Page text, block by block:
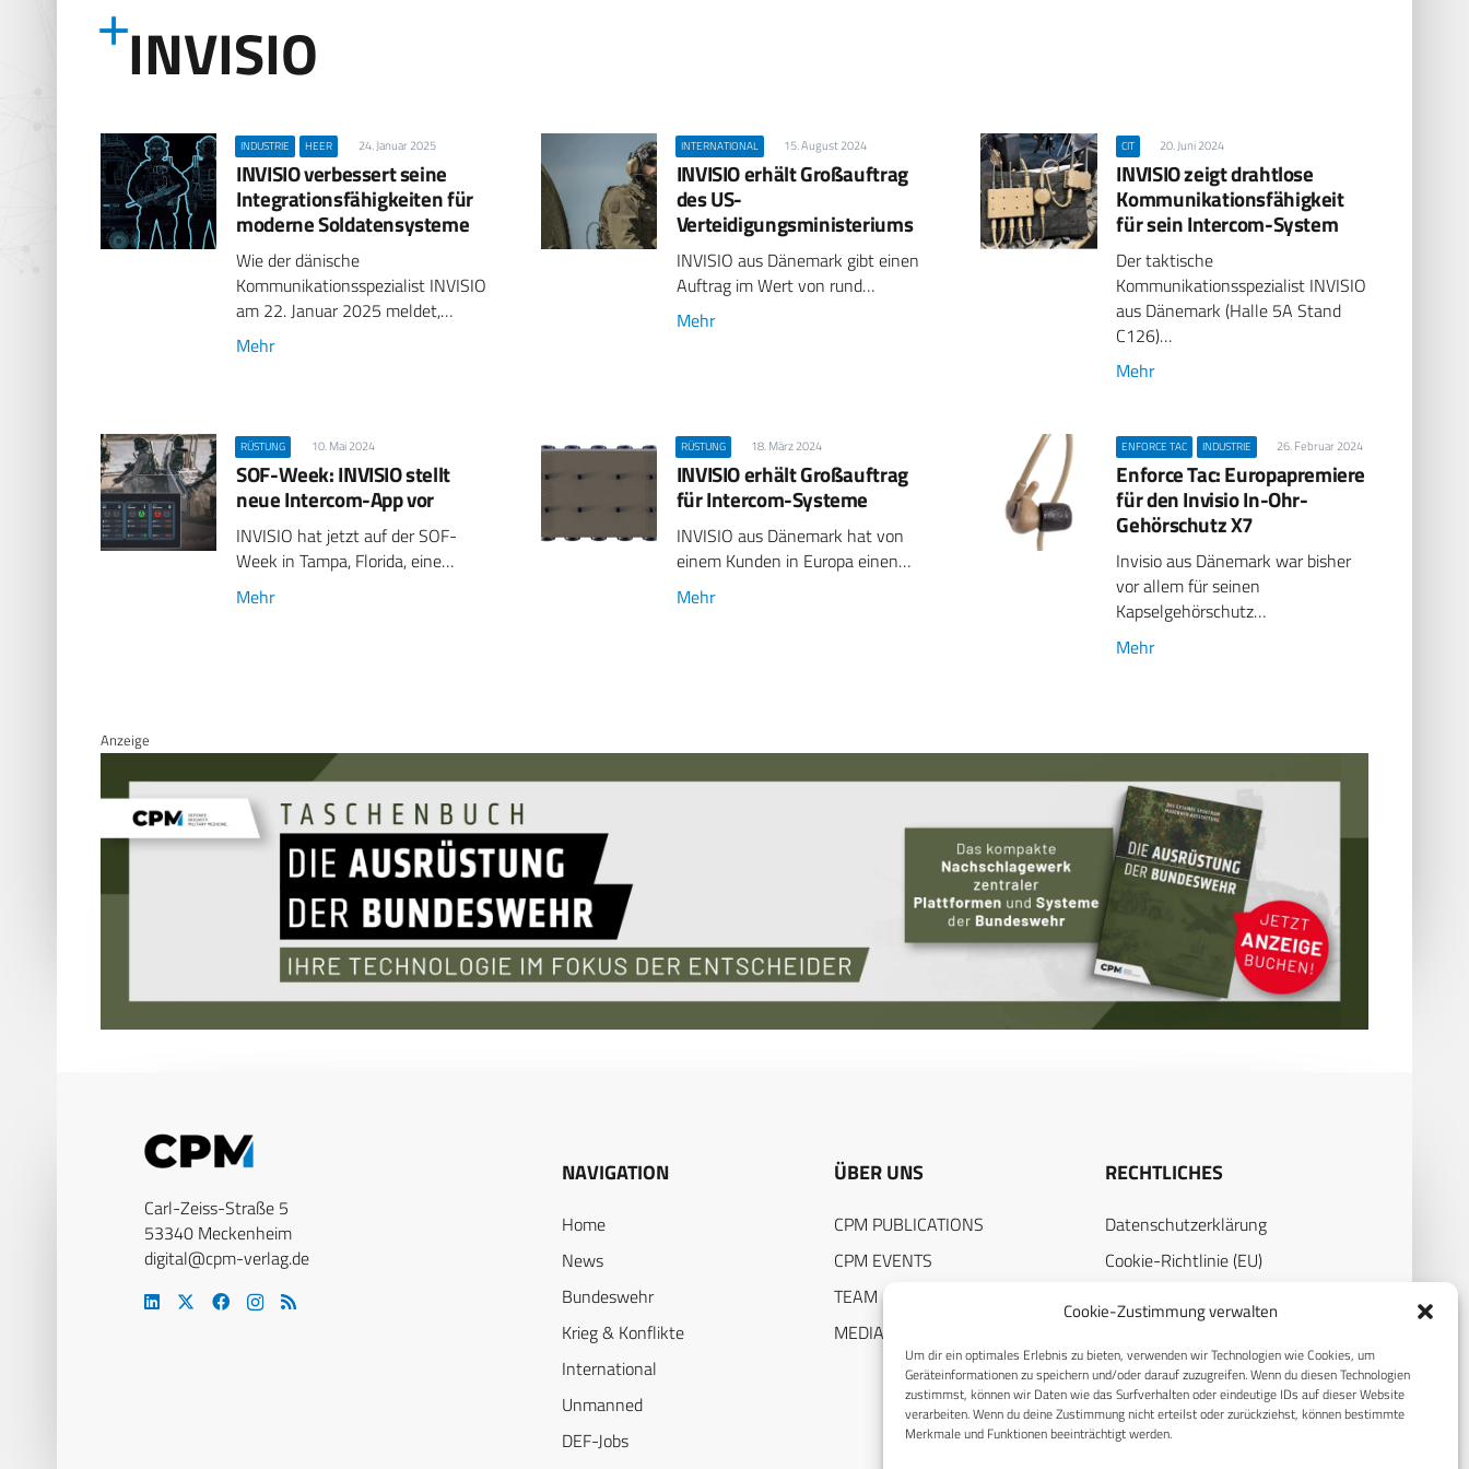
Cookie-Zustimmung verwalten
Um dir ein optimales Erlebnis zu bieten, verwenden wir Technologien wie Cookies, um
Geräteinformationen zu speichern und/oder darauf zuzugreifen. Wenn du diesen Technologien
zustimmst, können wir Daten wie das Surfverhalten oder eindeutige IDs auf dieser Website
verarbeiten. Wenn du deine Zustimmung nicht erteilst oder zurückziehst, können bestimmte
Merkmale und Funktionen beeinträchtigt werden.
INVISIO
INDUSTRIE HEER 24. Januar 2025
INVISIO verbessert seine
Integrationsfähigkeiten für
moderne Soldatensysteme
Wie der dänische
Kommunikationsspezialist INVISIO
am 22. Januar 2025 meldet,…
Mehr
INTERNATIONAL 15. August 2024
INVISIO erhält Großauftrag
des US-
Verteidigungsministeriums
INVISIO aus Dänemark gibt einen
Auftrag im Wert von rund…
Mehr
CIT 20. Juni 2024
INVISIO zeigt drahtlose
Kommunikationsfähigkeit
für sein Intercom-System
Der taktische
Kommunikationsspezialist INVISIO
aus Dänemark (Halle 5A Stand
C126)…
Mehr
RÜSTUNG 10. Mai 2024
SOF-Week: INVISIO stellt
neue Intercom-App vor
INVISIO hat jetzt auf der SOF-
Week in Tampa, Florida, eine…
Mehr
RÜSTUNG 18. März 2024
INVISIO erhält Großauftrag
für Intercom-Systeme
INVISIO aus Dänemark hat von
einem Kunden in Europa einen…
Mehr
ENFORCE TAC INDUSTRIE 26. Februar 2024
Enforce Tac: Europapremiere
für den Invisio In-Ohr-
Gehörschutz X7
Invisio aus Dänemark war bisher
vor allem für seinen
Kapselgehörschutz…
Mehr
Anzeige
Carl-Zeiss-Straße 5
53340 Meckenheim
digital@cpm-verlag.de
NAVIGATION
Home
News
Bundeswehr
Krieg & Konflikte
International
Unmanned
DEF-Jobs
ÜBER UNS
CPM PUBLICATIONS
CPM EVENTS
TEAM
MEDIADATEN
RECHTLICHES
Datenschutzerklärung
Cookie-Richtlinie (EU)
Impressum